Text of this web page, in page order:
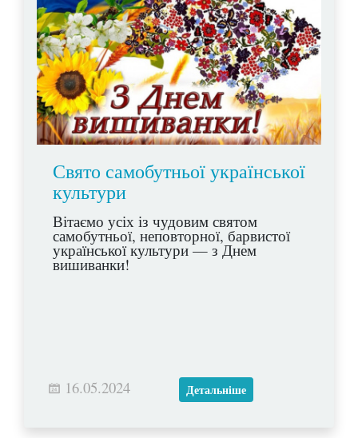
Свято самобутньої української
культури
Вітаємо усіх із чудовим святом
самобутньої, неповторної, барвистої
української культури — з Днем
вишиванки!
16.05.2024 Детальніше